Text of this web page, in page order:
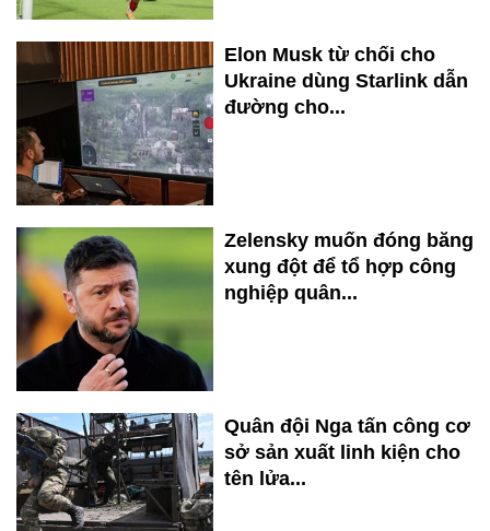
Elon Musk từ chối cho
Ukraine dùng Starlink dẫn
đường cho...
Zelensky muốn đóng băng
xung đột để tổ hợp công
nghiệp quân...
Quân đội Nga tấn công cơ
sở sản xuất linh kiện cho
tên lửa...